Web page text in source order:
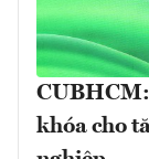
khóa cho